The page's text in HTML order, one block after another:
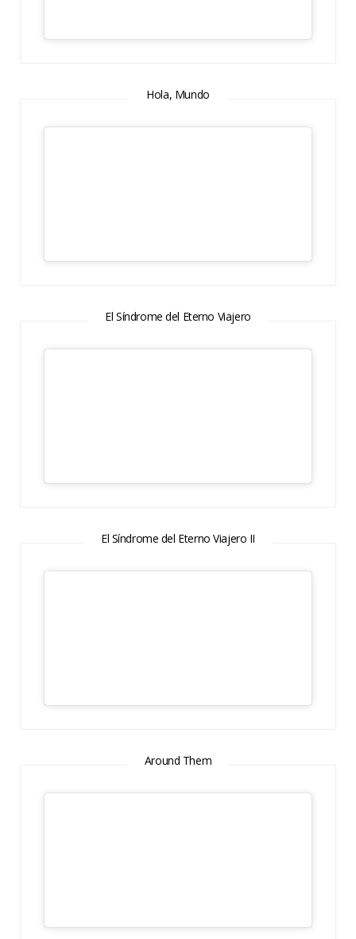
Hola, Mundo
El Síndrome del Eterno Viajero
El Síndrome del Eterno Viajero II
Around Them